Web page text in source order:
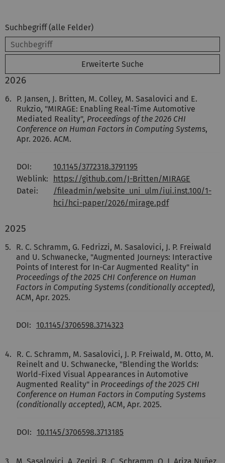
Suchbegriff (alle Felder)
Erweiterte Suche
2026
6.
P. Jansen, J. Britten, M. Colley, M. Sasalovici and E.
Rukzio, "MIRAGE: Enabling Real-Time Automotive
Mediated Reality", Proceedings of the 2026 CHI
Conference on Human Factors in Computing Systems,
Apr. 2026. ACM.
DOI:
10.1145/3772318.3791195
Weblink:
https://github.com/J-Britten/MIRAGE
Datei:
/fileadmin/website_uni_ulm/iui.inst.100/1-
hci/hci-paper/2026/mirage.pdf
2025
5.
R. C. Schramm, G. Fedrizzi, M. Sasalovici, J. P. Freiwald
and U. Schwanecke, "Augmented Journeys: Interactive
Points of Interest for In-Car Augmented Reality" in
Proceedings of the 2025 CHI Conference on Human
Factors in Computing Systems (conditionally accepted),
ACM, Apr. 2025.
DOI: 10.1145/3706598.3714323
4.
R. C. Schramm, M. Sasalovici, J. P. Freiwald, M. Otto, M.
Reinelt and U. Schwanecke, "Blending the Worlds:
World-Fixed Visual Appearances in Automotive
Augmented Reality" in Proceedings of the 2025 CHI
Conference on Human Factors in Computing Systems
(conditionally accepted), ACM, Apr. 2025.
DOI: 10.1145/3706598.3713185